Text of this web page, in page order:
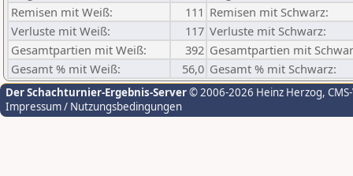
Remisen mit Weiß:
111 Remisen mit Schwarz:
Verluste mit Weiß:
117 Verluste mit Schwarz:
Gesamtpartien mit Weiß:
392 Gesamtpartien mit
Gesamt % mit Weiß:
56,0 Gesamt % mit Schwarz:
Der Schachturnier-Ergebnis-Server© 2006-2026 Heinz Herzog,
Impressum / Nutzungsbedingungen